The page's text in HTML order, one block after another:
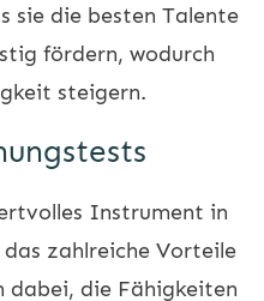
sie die besten Talente
fördern, wodurch
steigern.
Instrument in
das zahlreiche Vorteile
dabei, die Fähigkeiten